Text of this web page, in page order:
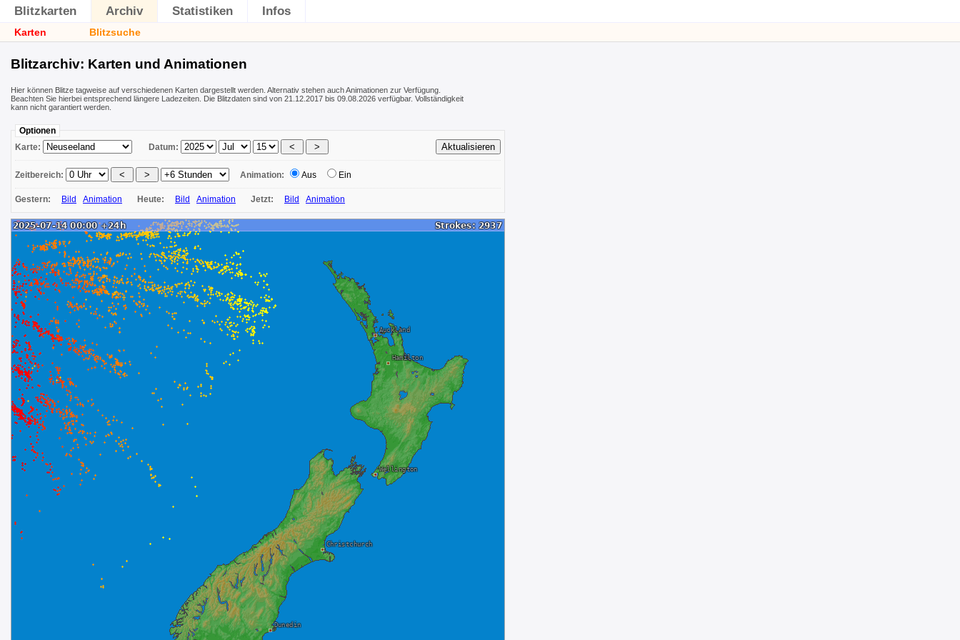
Blitzkarten Archiv Statistiken Infos
Karten Blitzsuche
Blitzarchiv: Karten und Animationen
Hier können Blitze tagweise auf verschiedenen Karten dargestellt werden. Alternativ stehen auch Animationen zur Verfügung.
Beachten Sie hierbei entsprechend längere Ladezeiten. Die Blitzdaten sind von 21.12.2017 bis 09.08.2026 verfügbar. Vollständigkeit
kann nicht garantiert werden.
Optionen
Karte:
Datum:
Zeitbereich: Animation: Aus Ein
Gestern: Bild Animation Heute: Bild Animation Jetzt: Bild Animation